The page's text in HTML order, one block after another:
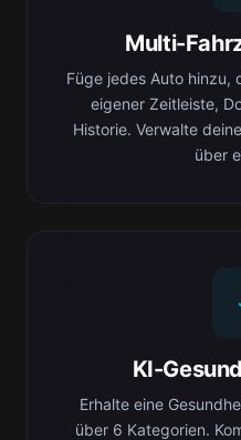
Multi-
Füge jedes Auto
eigener Zeitleiste,
Historie. Verwalte
über
KI-
Erhalte eine
über 6 Kategorien.